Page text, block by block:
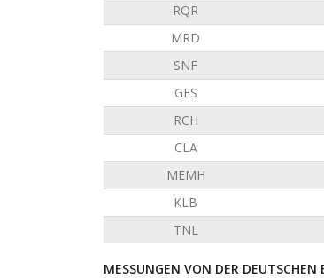
RQR
MRD
SNF
GES
RCH
CLA
MEMH
KLB
TNL
MESSUNGEN VON DER